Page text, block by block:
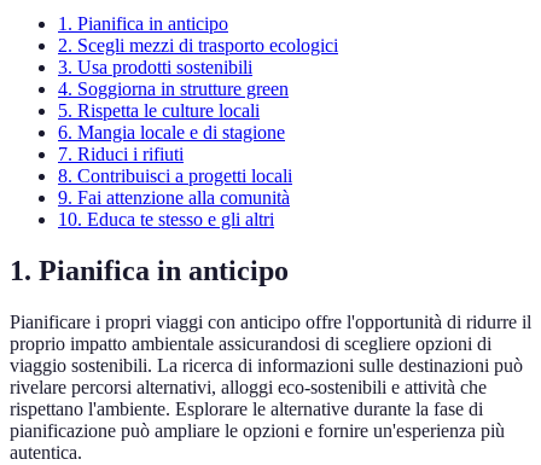
1. Pianifica in anticipo
2. Scegli mezzi di trasporto ecologici
3. Usa prodotti sostenibili
4. Soggiorna in strutture green
5. Rispetta le culture locali
6. Mangia locale e di stagione
7. Riduci i rifiuti
8. Contribuisci a progetti locali
9. Fai attenzione alla comunità
10. Educa te stesso e gli altri
1. Pianifica in anticipo
Pianificare i propri viaggi con anticipo offre l'opportunità di ridurre il
proprio impatto ambientale assicurandosi di scegliere opzioni di
viaggio sostenibili. La ricerca di informazioni sulle destinazioni può
rivelare percorsi alternativi, alloggi eco-sostenibili e attività che
rispettano l'ambiente. Esplorare le alternative durante la fase di
pianificazione può ampliare le opzioni e fornire un'esperienza più
autentica.